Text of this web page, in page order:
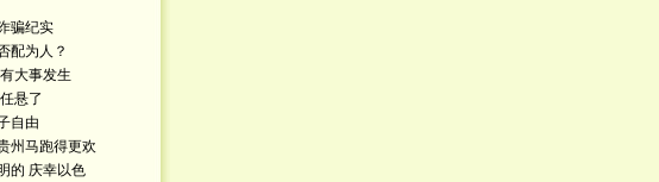
骗纪实
配为人？
大事发生
悬了
自由
州马跑得更欢
的 庆幸以色